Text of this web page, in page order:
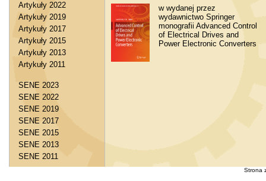
Artykuły 2022
Artykuły 2019
Artykuły 2017
Artykuły 2015
Artykuły 2013
Artykuły 2011
SENE 2023
SENE 2022
SENE 2019
SENE 2017
SENE 2015
SENE 2013
SENE 2011
w wydanej przez
wydawnictwo Springer
monografii Advanced Control
of Electrical Drives and
Power Electronic Converters
Strona